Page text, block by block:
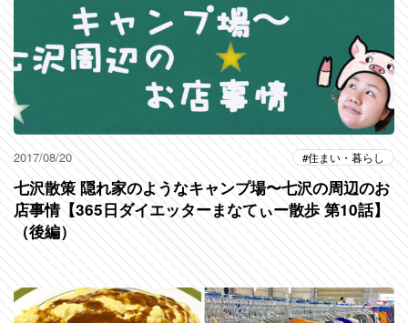
2017/08/20 住まい・暮らし
七沢散策 隠れ家のようなキャンプ場〜七沢の周辺のお
店事情【365日ダイエッターまなてぃー散歩 第10話】
（後編）